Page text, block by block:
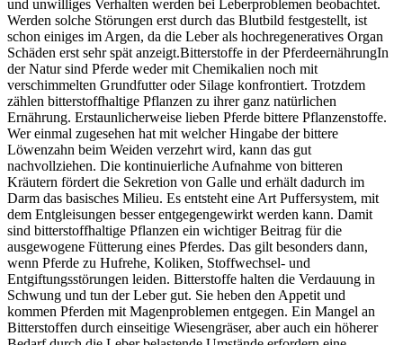
und unwilliges Verhalten werden bei Leberproblemen beobachtet.
Werden solche Störungen erst durch das Blutbild festgestellt, ist
schon einiges im Argen, da die Leber als hochregeneratives Organ
Schäden erst sehr spät anzeigt.Bitterstoffe in der PferdeernährungIn
der Natur sind Pferde weder mit Chemikalien noch mit
verschimmelten Grundfutter oder Silage konfrontiert. Trotzdem
zählen bitterstoffhaltige Pflanzen zu ihrer ganz natürlichen
Ernährung. Erstaunlicherweise lieben Pferde bittere Pflanzenstoffe.
Wer einmal zugesehen hat mit welcher Hingabe der bittere
Löwenzahn beim Weiden verzehrt wird, kann das gut
nachvollziehen. Die kontinuierliche Aufnahme von bitteren
Kräutern fördert die Sekretion von Galle und erhält dadurch im
Darm das basisches Milieu. Es entsteht eine Art Puffersystem, mit
dem Entgleisungen besser entgegengewirkt werden kann. Damit
sind bitterstoffhaltige Pflanzen ein wichtiger Beitrag für die
ausgewogene Fütterung eines Pferdes. Das gilt besonders dann,
wenn Pferde zu Hufrehe, Koliken, Stoffwechsel- und
Entgiftungsstörungen leiden. Bitterstoffe halten die Verdauung in
Schwung und tun der Leber gut. Sie heben den Appetit und
kommen Pferden mit Magenproblemen entgegen. Ein Mangel an
Bitterstoffen durch einseitige Wiesengräser, aber auch ein höherer